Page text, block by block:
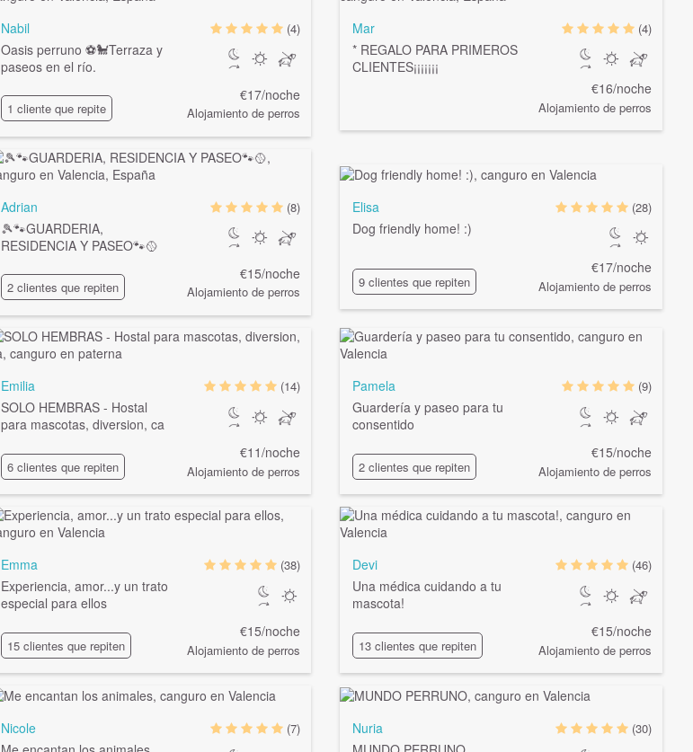
Nabil
Oasis perruno ⚽🐩Terraza y
paseos en el río.
1 cliente que repite
(4)
€17/noche
Alojamiento de perros
Mar
* REGALO PARA PRIMEROS
CLIENTES¡¡¡¡¡¡¡
(4)
€16/noche
Alojamiento de perros
Adrian
🎾🐾GUARDERIA,
RESIDENCIA Y PASEO🐾🥎
2 clientes que repiten
(8)
€15/noche
Alojamiento de perros
Elisa
Dog friendly home! :)
9 clientes que repiten
(28)
€17/noche
Alojamiento de perros
Emilia
SOLO HEMBRAS - Hostal
para mascotas, diversion, ca
6 clientes que repiten
(14)
€11/noche
Alojamiento de perros
Pamela
Guardería y paseo para tu
consentido
2 clientes que repiten
(9)
€15/noche
Alojamiento de perros
Emma
Experiencia, amor...y un trato
especial para ellos
15 clientes que repiten
(38)
€15/noche
Alojamiento de perros
Devi
Una médica cuidando a tu
mascota!
13 clientes que repiten
(46)
€15/noche
Alojamiento de perros
Nicole
(7)
Nuria
(30)